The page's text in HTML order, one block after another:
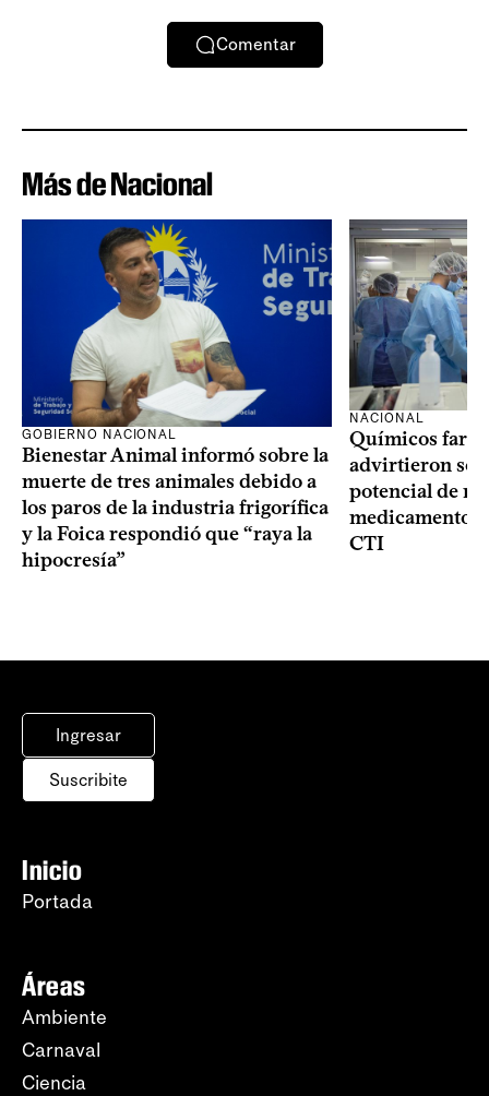
Comentar
Más de Nacional
GOBIERNO NACIONAL
Bienestar Animal informó sobre la
muerte de tres animales debido a
los paros de la industria frigorífica
y la Foica respondió que “raya la
hipocresía”
NACIONAL
Químicos
advirtieron
potencial de
medicamentos
CTI
Ingresar
Suscribite
Inicio
Portada
Áreas
Ambiente
Carnaval
Ciencia